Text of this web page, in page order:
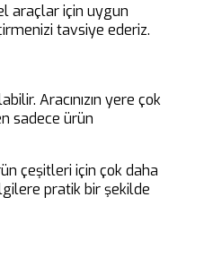
araçlar için uygun
tavsiye ederiz.
Aracınızın yere çok
sadece ürün
çeşitleri için çok daha
pratik bir şekilde